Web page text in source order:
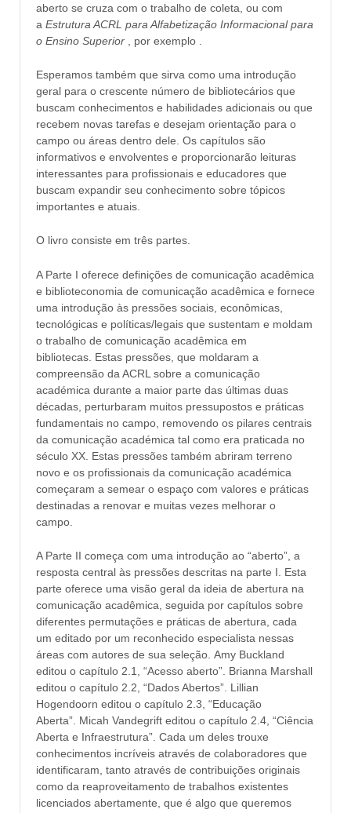
aberto se cruza com o trabalho de coleta, ou com
a Estrutura ACRL para Alfabetização Informacional para
o Ensino Superior , por exemplo .
Esperamos também que sirva como uma introdução
geral para o crescente número de bibliotecários que
buscam conhecimentos e habilidades adicionais ou que
recebem novas tarefas e desejam orientação para o
campo ou áreas dentro dele. Os capítulos são
informativos e envolventes e proporcionarão leituras
interessantes para profissionais e educadores que
buscam expandir seu conhecimento sobre tópicos
importantes e atuais.
O livro consiste em três partes.
A Parte I oferece definições de comunicação acadêmica
e biblioteconomia de comunicação acadêmica e fornece
uma introdução às pressões sociais, econômicas,
tecnológicas e políticas/legais que sustentam e moldam
o trabalho de comunicação acadêmica em
bibliotecas. Estas pressões, que moldaram a
compreensão da ACRL sobre a comunicação
académica durante a maior parte das últimas duas
décadas, perturbaram muitos pressupostos e práticas
fundamentais no campo, removendo os pilares centrais
da comunicação académica tal como era praticada no
século XX. Estas pressões também abriram terreno
novo e os profissionais da comunicação académica
começaram a semear o espaço com valores e práticas
destinadas a renovar e muitas vezes melhorar o
campo.
A Parte II começa com uma introdução ao “aberto”, a
resposta central às pressões descritas na parte I. Esta
parte oferece uma visão geral da ideia de abertura na
comunicação acadêmica, seguida por capítulos sobre
diferentes permutações e práticas de abertura, cada
um editado por um reconhecido especialista nessas
áreas com autores de sua seleção. Amy Buckland
editou o capítulo 2.1, “Acesso aberto”. Brianna Marshall
editou o capítulo 2.2, “Dados Abertos”. Lillian
Hogendoorn editou o capítulo 2.3, “Educação
Aberta”. Micah Vandegrift editou o capítulo 2.4, “Ciência
Aberta e Infraestrutura”. Cada um deles trouxe
conhecimentos incríveis através de colaboradores que
identificaram, tanto através de contribuições originais
como da reaproveitamento de trabalhos existentes
licenciados abertamente, que é algo que queremos